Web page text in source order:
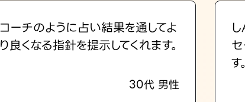
コーチのように占い結果を通してよ
り良くなる指針を提示してくれます。
30代 男性
す。